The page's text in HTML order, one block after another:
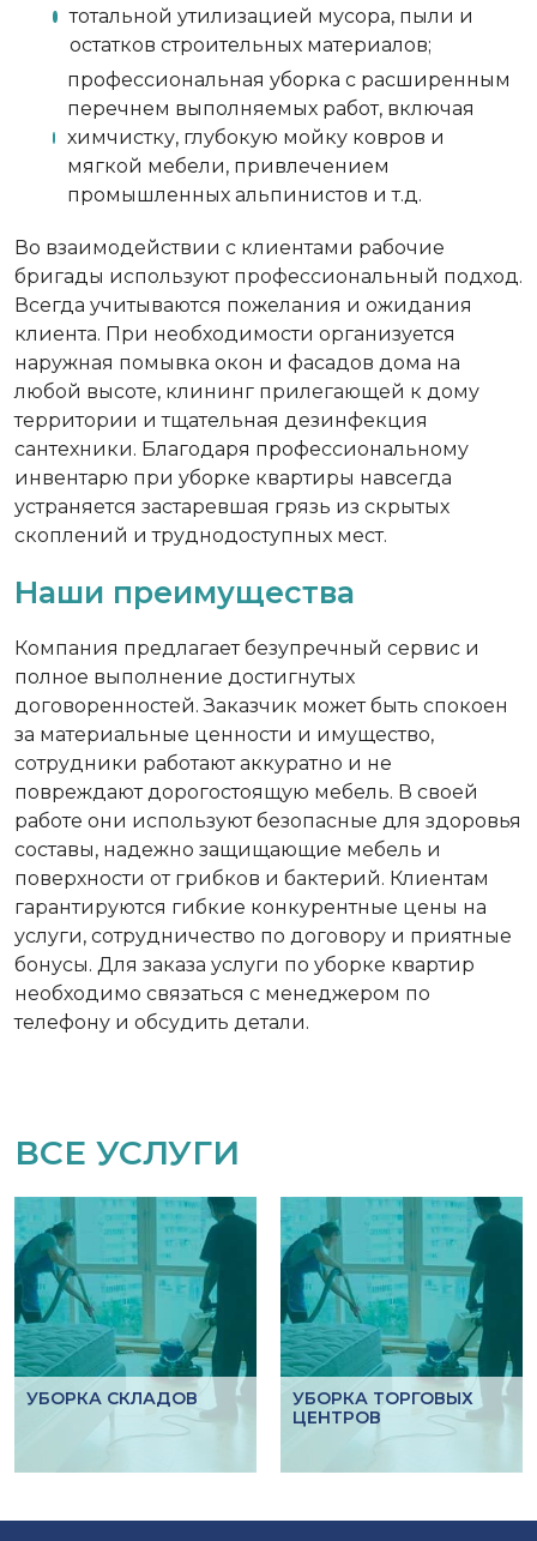
тотальной утилизацией мусора, пыли и
остатков строительных материалов;
профессиональная уборка с расширенным
перечнем выполняемых работ, включая
химчистку, глубокую мойку ковров и
мягкой мебели, привлечением
промышленных альпинистов и т.д.
Во взаимодействии с клиентами рабочие
бригады используют профессиональный подход.
Всегда учитываются пожелания и ожидания
клиента. При необходимости организуется
наружная помывка окон и фасадов дома на
любой высоте, клининг прилегающей к дому
территории и тщательная дезинфекция
сантехники. Благодаря профессиональному
инвентарю при уборке квартиры навсегда
устраняется застаревшая грязь из скрытых
скоплений и труднодоступных мест.
Наши преимущества
Компания предлагает безупречный сервис и
полное выполнение достигнутых
договоренностей. Заказчик может быть спокоен
за материальные ценности и имущество,
сотрудники работают аккуратно и не
повреждают дорогостоящую мебель. В своей
работе они используют безопасные для здоровья
составы, надежно защищающие мебель и
поверхности от грибков и бактерий. Клиентам
гарантируются гибкие конкурентные цены на
услуги, сотрудничество по договору и приятные
бонусы. Для заказа услуги по уборке квартир
необходимо связаться с менеджером по
телефону и обсудить детали.
ВСЕ УСЛУГИ
УБОРКА СКЛАДОВ
УБОРКА ТОРГОВЫХ
ЦЕНТРОВ